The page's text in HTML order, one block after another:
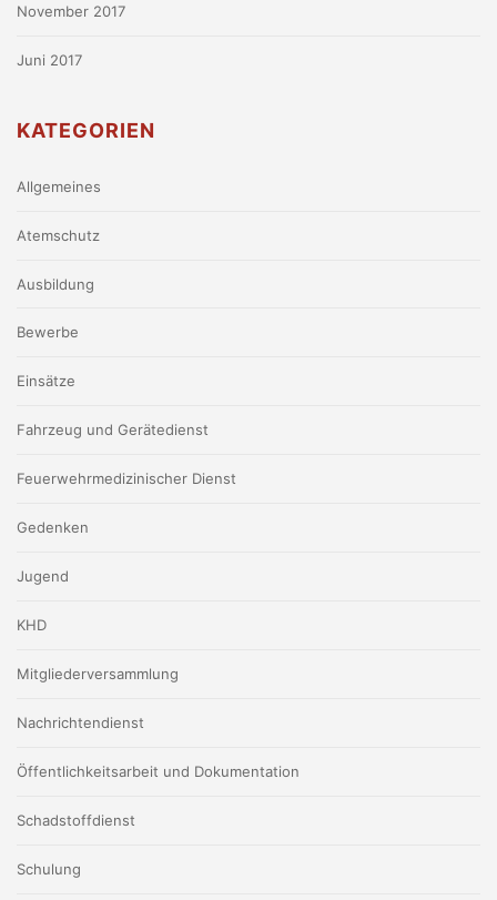
November 2017
Juni 2017
KATEGORIEN
Allgemeines
Atemschutz
Ausbildung
Bewerbe
Einsätze
Fahrzeug und Gerätedienst
Feuerwehrmedizinischer Dienst
Gedenken
Jugend
KHD
Mitgliederversammlung
Nachrichtendienst
Öffentlichkeitsarbeit und Dokumentation
Schadstoffdienst
Schulung